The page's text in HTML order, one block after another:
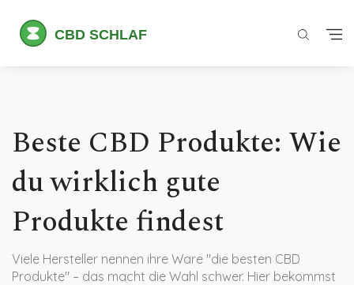
Beste CBD Produkte: Wie
du wirklich gute
Produkte findest
Viele Hersteller nennen ihre Ware "die besten CBD
Produkte" – das macht die Wahl schwer. Hier bekommst